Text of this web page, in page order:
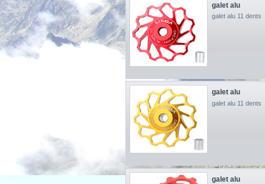
galet alu
galet alu 11 dents
galet alu
galet alu 11 dents
galet alu